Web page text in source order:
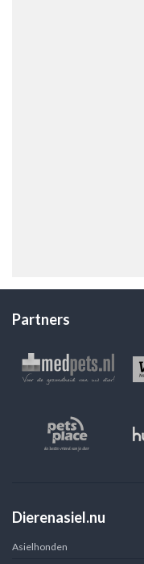
Partners
Dierenasiel.nu
Asielhonden